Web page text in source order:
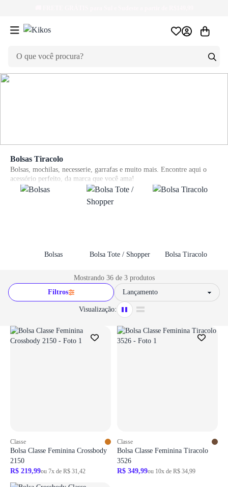
Bolsas Tiracolo
Bolsas, mochilas, necesserie, garrafas e muito mais. Encontre aqui o
acessório perfeito, da marca que você ama!
Bolsas Bolsa Tote / Shopper Bolsa Tiracolo
Mostrando 36 de 3 produtos
Filtros
Sort by
Visualização:
Classe
Bolsa Classe Feminina Crossbody
2150
R$ 219,99ou 7x de R$ 31,42
Classe
Bolsa Classe Feminina Tiracolo
3526
R$ 349,99ou 10x de R$ 34,99